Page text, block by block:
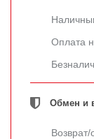
Оплата
Обмен и